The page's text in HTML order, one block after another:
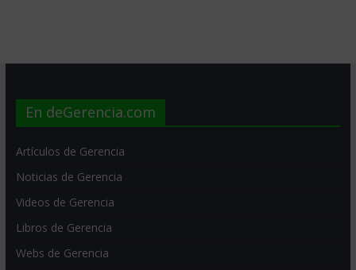
En deGerencia.com
Artículos de Gerencia
Noticias de Gerencia
Videos de Gerencia
Libros de Gerencia
Webs de Gerencia